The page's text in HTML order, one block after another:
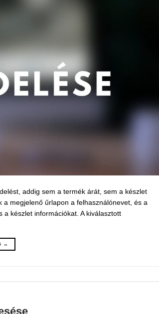
addig sem a termék árát, sem a készlet
a megjelenő űrlapon a felhasználónevet, és a
készlet információkat. A kiválasztott
→